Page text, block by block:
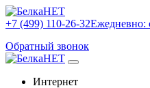
+7 (499) 110-26-32Ежедневно:
Обратный звонок
Интернет